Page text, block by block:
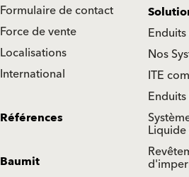
Formulaire de contact
Force de vente
Localisations
International
Nos
ITE
Liquide
Références
Baumit